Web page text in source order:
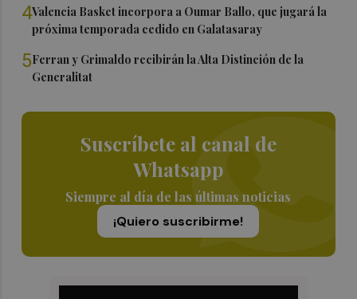
4Valencia Basket incorpora a Oumar Ballo, que jugará la
próxima temporada cedido en Galatasaray
5Ferran y Grimaldo recibirán la Alta Distinción de la
Generalitat
Suscríbete al canal de
Whatsapp
Siempre al día de las últimas noticias
¡Quiero suscribirme!